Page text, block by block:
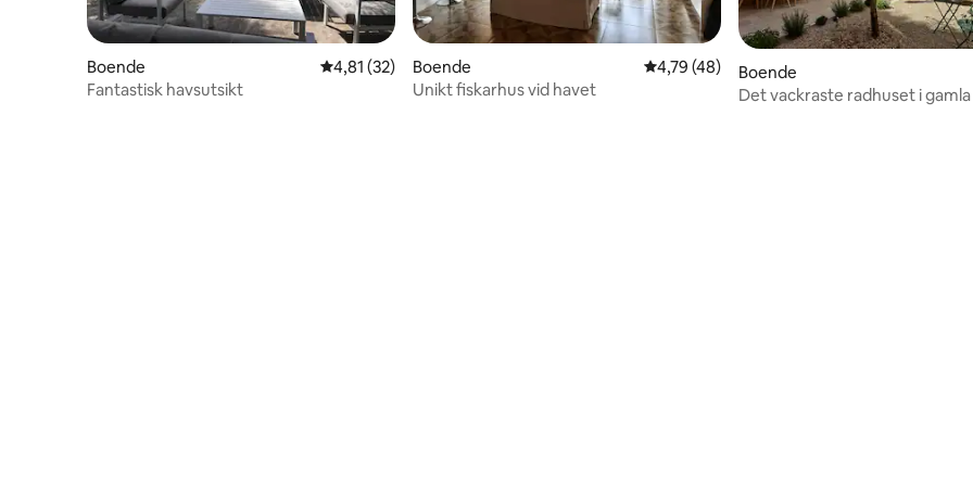
Boende 4,81 av 5 i genomsnittligt betyg, 32 omdömen
4,81 (32)
Fantastisk havsutsikt
Boende 4,79 av 5 i genomsnittligt betyg, 48
4,79 (48)
Unikt fiskarhus vid havet
Boende
Det vackraste radhuset i gamla